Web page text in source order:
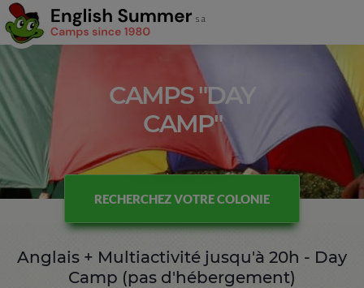
CAMPS "DAY
CAMP"
RECHERCHEZ VOTRE COLONIE
Anglais + Multiactivité jusqu'à 20h - Day
Camp (pas d'hébergement)